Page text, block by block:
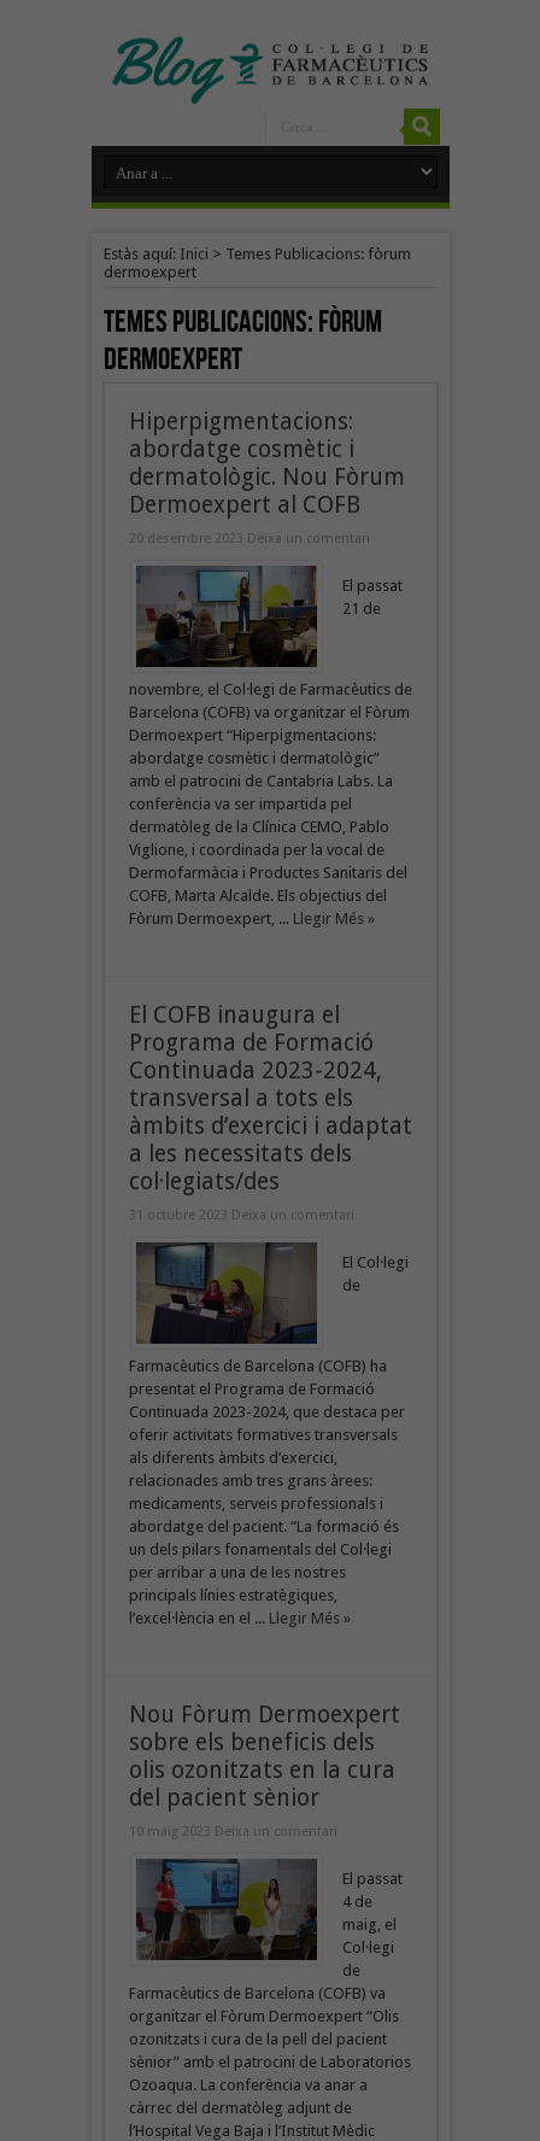
Estàs aquí: Inici > Temes Publicacions: fòrum
dermoexpert
Temes Publicacions:fòrum
dermoexpert
Hiperpigmentacions:
abordatge cosmètic i
dermatològic. Nou Fòrum
Dermoexpert al COFB
20 desembre 2023 Deixa un comentari
El passat
21 de
novembre, el Col·legi de Farmacèutics de
Barcelona (COFB) va organitzar el Fòrum
Dermoexpert “Hiperpigmentacions:
abordatge cosmètic i dermatològic”
amb el patrocini de Cantabria Labs. La
conferència va ser impartida pel
dermatòleg de la Clínica CEMO, Pablo
Viglione, i coordinada per la vocal de
Dermofarmàcia i Productes Sanitaris del
COFB, Marta Alcalde. Els objectius del
Fòrum Dermoexpert, ... Llegir Més »
El COFB inaugura el
Programa de Formació
Continuada 2023-2024,
transversal a tots els
àmbits d’exercici i adaptat
a les necessitats dels
col·legiats/des
31 octubre 2023 Deixa un comentari
El Col·legi
de
Farmacèutics de Barcelona (COFB) ha
presentat el Programa de Formació
Continuada 2023-2024, que destaca per
oferir activitats formatives transversals
als diferents àmbits d’exercici,
relacionades amb tres grans àrees:
medicaments, serveis professionals i
abordatge del pacient. “La formació és
un dels pilars fonamentals del Col·legi
per arribar a una de les nostres
principals línies estratègiques,
l’excel·lència en el ... Llegir Més »
Nou Fòrum Dermoexpert
sobre els beneficis dels
olis ozonitzats en la cura
del pacient sènior
10 maig 2023 Deixa un comentari
El passat
4 de
maig, el
Col·legi
de
Farmacèutics de Barcelona (COFB) va
organitzar el Fòrum Dermoexpert “Olis
ozonitzats i cura de la pell del pacient
sènior” amb el patrocini de Laboratorios
Ozoaqua. La conferència va anar a
càrrec del dermatòleg adjunt de
l’Hospital Vega Baja i l’Institut Mèdic